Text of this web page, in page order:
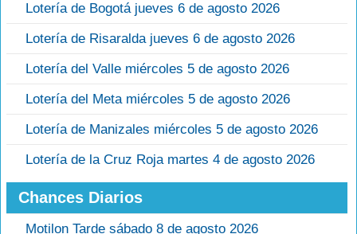
Lotería de Bogotá jueves 6 de agosto 2026
Lotería de Risaralda jueves 6 de agosto 2026
Lotería del Valle miércoles 5 de agosto 2026
Lotería del Meta miércoles 5 de agosto 2026
Lotería de Manizales miércoles 5 de agosto 2026
Lotería de la Cruz Roja martes 4 de agosto 2026
Chances Diarios
Motilon Tarde sábado 8 de agosto 2026